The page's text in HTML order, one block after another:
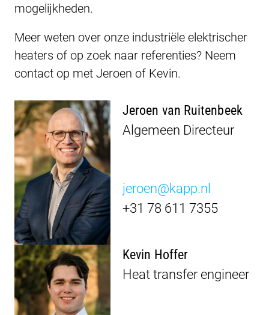
mogelijkheden.
Meer weten over onze industriële elektrischer
heaters of op zoek naar referenties? Neem
contact op met Jeroen of Kevin.
Jeroen van Ruitenbeek
Algemeen Directeur
jeroen@kapp.nl
+31 78 611 7355
Kevin Hoffer
Heat transfer engineer